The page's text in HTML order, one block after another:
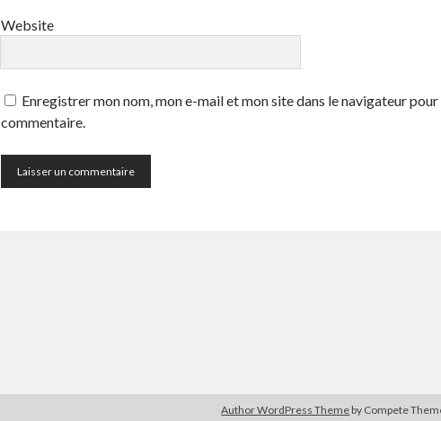
Website
Enregistrer mon nom, mon e-mail et mon site dans le navigateur
commentaire.
Author WordPress Theme by Compete